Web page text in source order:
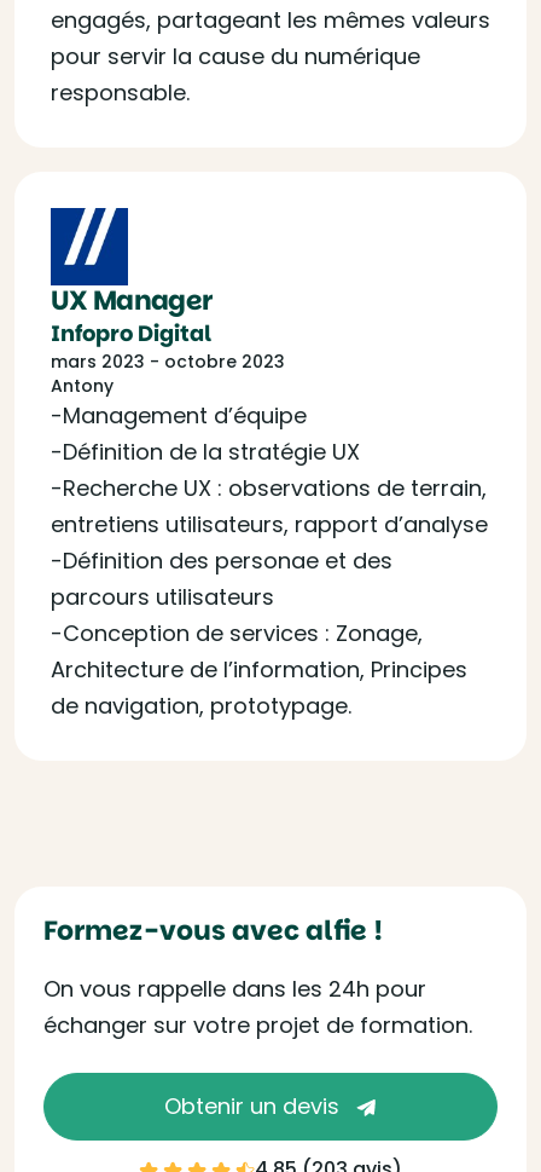
engagés, partageant les mêmes valeurs
pour servir la cause du numérique
responsable.
UX Manager
Infopro Digital
mars 2023 - octobre 2023
Antony
-Management d’équipe
-Définition de la stratégie UX
-Recherche UX : observations de terrain,
entretiens utilisateurs, rapport d’analyse
-Définition des personae et des
parcours utilisateurs
-Conception de services : Zonage,
Architecture de l’information, Principes
de navigation, prototypage.
Formez-vous avec alfie !
On vous rappelle dans les 24h pour
échanger sur votre projet de formation.
Obtenir un devis